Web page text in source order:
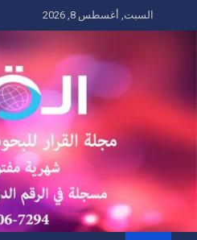
to
السبت, أغسطس 8, 2026